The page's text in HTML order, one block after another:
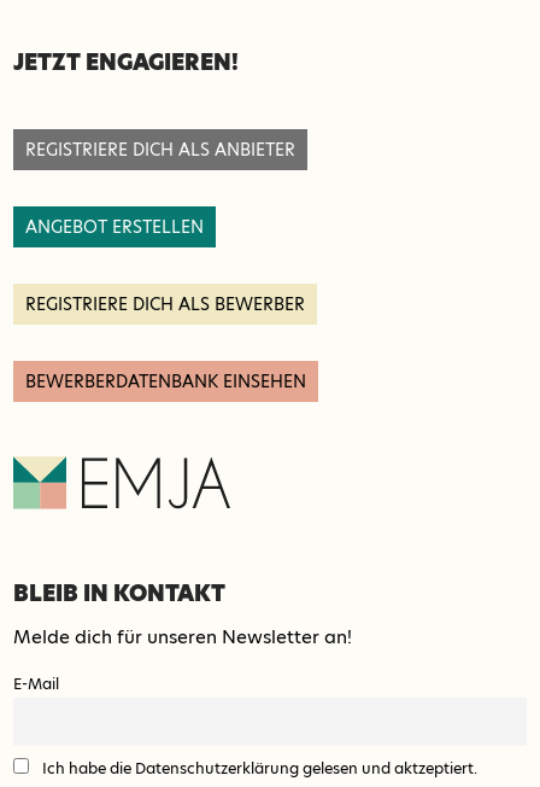
SEITENFUSS
BLEIB IN KONTAKT
Melde dich für unseren Newsletter an!
E-Mail
Ich habe die Datenschutzerklärung gelesen und aktzeptiert.
JETZT ENGAGIEREN!
REGISTRIERE DICH ALS ANBIETER
ANGEBOT ERSTELLEN
REGISTRIERE DICH ALS BEWERBER
BEWERBERDATENBANK EINSEHEN